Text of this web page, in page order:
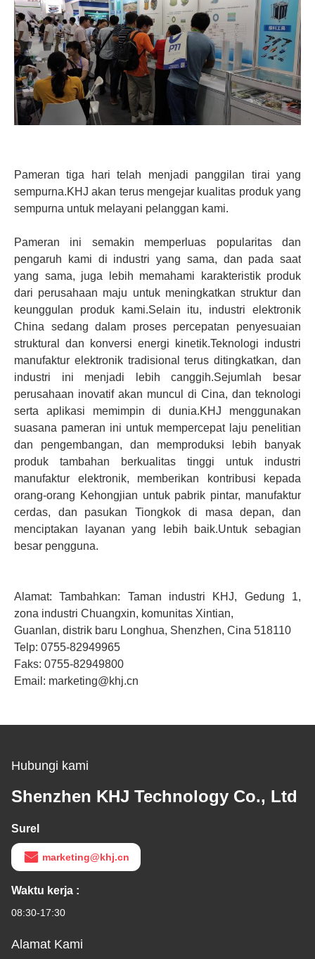
Pameran tiga hari telah menjadi panggilan tirai yang
sempurna.KHJ akan terus mengejar kualitas produk yang
sempurna untuk melayani pelanggan kami.
Pameran ini semakin memperluas popularitas dan
pengaruh kami di industri yang sama, dan pada saat
yang sama, juga lebih memahami karakteristik produk
dari perusahaan maju untuk meningkatkan struktur dan
keunggulan produk kami.Selain itu, industri elektronik
China sedang dalam proses percepatan penyesuaian
struktural dan konversi energi kinetik.Teknologi industri
manufaktur elektronik tradisional terus ditingkatkan, dan
industri ini menjadi lebih canggih.Sejumlah besar
perusahaan inovatif akan muncul di Cina, dan teknologi
serta aplikasi memimpin di dunia.KHJ menggunakan
suasana pameran ini untuk mempercepat laju penelitian
dan pengembangan, dan memproduksi lebih banyak
produk tambahan berkualitas tinggi untuk industri
manufaktur elektronik, memberikan kontribusi kepada
orang-orang Kehongjian untuk pabrik pintar, manufaktur
cerdas, dan pasukan Tiongkok di masa depan, dan
menciptakan layanan yang lebih baik.Untuk sebagian
besar pengguna.
Alamat: Tambahkan: Taman industri KHJ, Gedung 1,
zona industri Chuangxin, komunitas Xintian,
Guanlan, distrik baru Longhua, Shenzhen, Cina 518110
Telp: 0755-82949965
Faks: 0755-82949800
Email: marketing@khj.cn
Hubungi kami
Shenzhen KHJ Technology Co., Ltd
Surel
marketing@khj.cn
Waktu kerja :
08:30-17:30
Alamat Kami